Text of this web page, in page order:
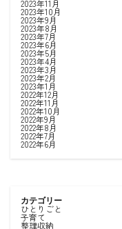
2023年11月
2023年10月
2023年9月
2023年8月
2023年7月
2023年6月
2023年5月
2023年4月
2023年3月
2023年2月
2023年1月
2022年12月
2022年11月
2022年10月
2022年9月
2022年8月
2022年7月
2022年6月
カテゴリー
ひとりごと
子育て
整理収納